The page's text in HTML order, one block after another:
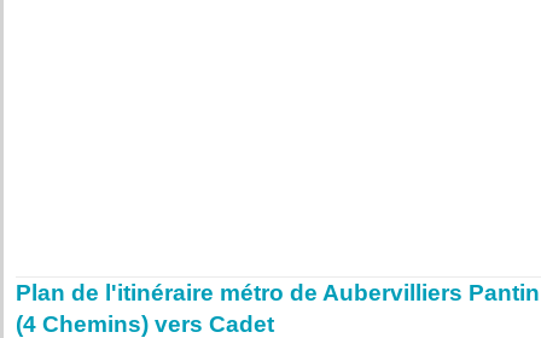
Plan de l'itinéraire métro de Aubervilliers Pantin
(4 Chemins) vers Cadet